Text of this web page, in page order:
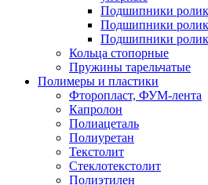
Подшипники
Подшипники
Подшипники
Кольца стопорные
Пружины тарельчатые
Полимеры и пластики
Фторопласт, ФУМ-лента
Капролон
Полиацеталь
Полиуретан
Текстолит
Стеклотекстолит
Полиэтилен